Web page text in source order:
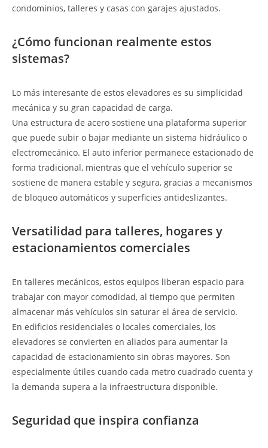
condominios, talleres y casas con garajes ajustados.
¿Cómo funcionan realmente estos
sistemas?
Lo más interesante de estos elevadores es su simplicidad
mecánica y su gran capacidad de carga.
Una estructura de acero sostiene una plataforma superior
que puede subir o bajar mediante un sistema hidráulico o
electromecánico. El auto inferior permanece estacionado de
forma tradicional, mientras que el vehículo superior se
sostiene de manera estable y segura, gracias a mecanismos
de bloqueo automáticos y superficies antideslizantes.
Versatilidad para talleres, hogares y
estacionamientos comerciales
En talleres mecánicos, estos equipos liberan espacio para
trabajar con mayor comodidad, al tiempo que permiten
almacenar más vehículos sin saturar el área de servicio.
En edificios residenciales o locales comerciales, los
elevadores se convierten en aliados para aumentar la
capacidad de estacionamiento sin obras mayores. Son
especialmente útiles cuando cada metro cuadrado cuenta y
la demanda supera a la infraestructura disponible.
Seguridad que inspira confianza